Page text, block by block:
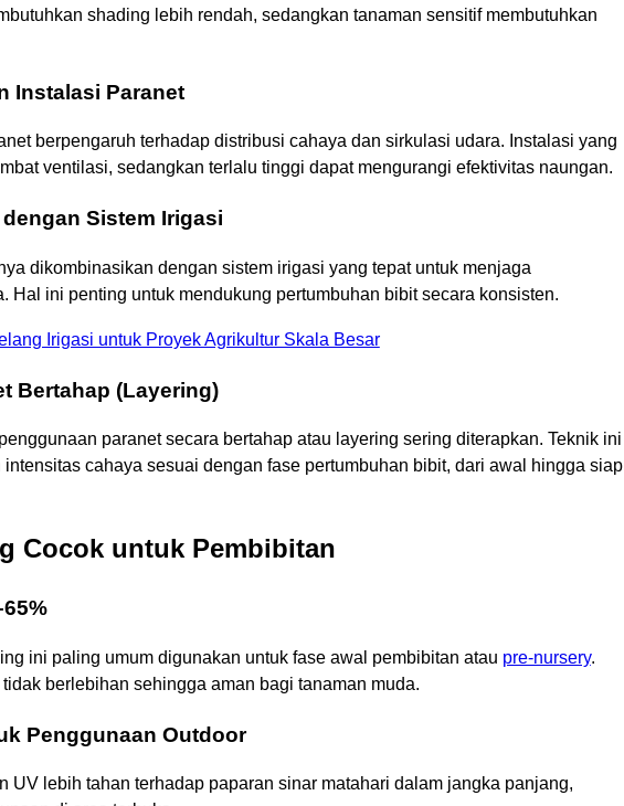
shading lebih rendah, sedangkan tanaman sensitif membutuhkan
Instalasi Paranet
berpengaruh terhadap distribusi cahaya dan sirkulasi udara. Instalasi yang
ventilasi, sedangkan terlalu tinggi dapat mengurangi efektivitas naungan.
Sistem Irigasi
dikombinasikan dengan sistem irigasi yang tepat untuk menjaga
Hal ini penting untuk mendukung pertumbuhan bibit secara konsisten.
Irigasi untuk Proyek Agrikultur Skala Besar
Bertahap (Layering)
paranet secara bertahap atau layering sering diterapkan. Teknik ini
cahaya sesuai dengan fase pertumbuhan bibit, dari awal hingga siap
Cocok untuk Pembibitan
ini paling umum digunakan untuk fase awal pembibitan atau pre-nursery.
berlebihan sehingga aman bagi tanaman muda.
Penggunaan Outdoor
UV lebih tahan terhadap paparan sinar matahari dalam jangka panjang,